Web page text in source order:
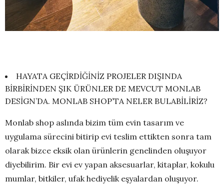
HAYATA GEÇİRDİĞİNİZ PROJELER DIŞINDA
BİRBİRİNDEN ŞIK ÜRÜNLER DE MEVCUT MONLAB
DESİGN’DA. MONLAB SHOP’TA NELER BULABİLİRİZ?
Monlab shop aslında bizim tüm evin tasarım ve
uygulama sürecini bitirip evi teslim ettikten sonra tam
olarak bizce eksik olan ürünlerin genelinden oluşuyor
diyebilirim. Bir evi ev yapan aksesuarlar, kitaplar, kokulu
mumlar, bitkiler, ufak hediyelik eşyalardan oluşuyor.